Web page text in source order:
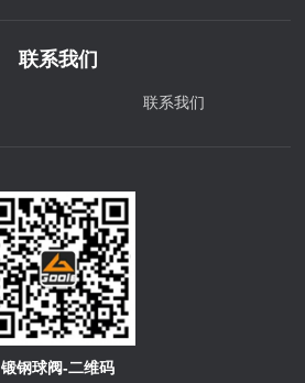
联系我们
联系我们
锻钢球阀-二维码